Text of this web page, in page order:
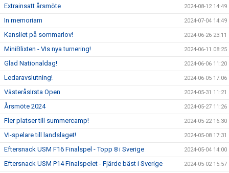
Extrainsatt årsmöte 2024-08-12 14:49
In memoriam 2024-07-04 14:49
Kansliet på sommarlov! 2024-06-26 23:11
MiniBlixten - VIs nya turnering! 2024-06-11 08:25
Glad Nationaldag! 2024-06-06 11:20
Ledaravslutning! 2024-06-05 17:06
VästeråsIrsta Open 2024-05-31 11:21
Årsmöte 2024 2024-05-27 11:26
Fler platser till summercamp! 2024-05-22 16:30
VI-spelare till landslaget! 2024-05-08 17:31
Eftersnack USM F16 Finalspel - Topp 8 i Sverige 2024-05-04 14:00
Eftersnack USM P14 Finalspelet - Fjärde bäst i Sverige 2024-05-02 15:57